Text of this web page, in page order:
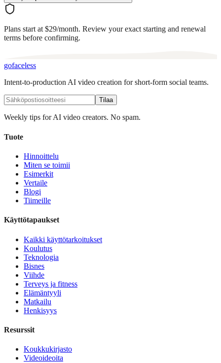
Plans start at $29/month. Review your exact starting and renewal
terms before confirming.
gofaceless
Intent-to-production AI video creation for short-form social teams.
Tilaa
Weekly tips for AI video creators. No spam.
Tuote
Hinnoittelu
Miten se toimii
Esimerkit
Vertaile
Blogi
Tiimeille
Käyttötapaukset
Kaikki käyttötarkoitukset
Koulutus
Teknologia
Bisnes
Viihde
Terveys ja fitness
Elämäntyyli
Matkailu
Henkisyys
Resurssit
Koukkukirjasto
Videoideoita